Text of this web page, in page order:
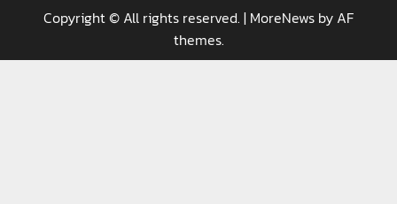
Copyright © All rights reserved. | MoreNews by AF
themes.